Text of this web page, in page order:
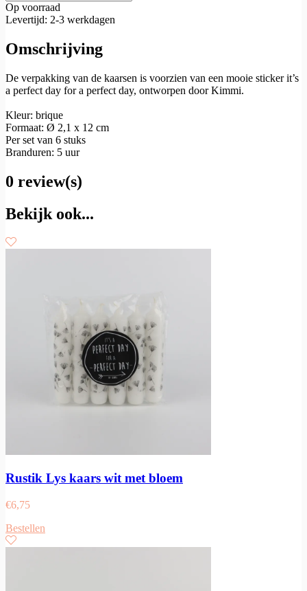
Op voorraad
Levertijd: 2-3 werkdagen
Omschrijving
De verpakking van de kaarsen is voorzien van een mooie sticker it’s
a perfect day for a perfect day, ontworpen door Kimmi.
Kleur: brique
Formaat: Ø 2,1 x 12 cm
Per set van 6 stuks
Branduren: 5 uur
0 review(s)
Bekijk ook...
Rustik Lys kaars wit met bloem
€6,75
Bestellen